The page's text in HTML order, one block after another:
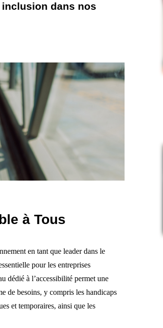
dans nos
à Tous
en tant que leader dans le
pour les entreprises
dédié à l’accessibilité permet une
de besoins, y compris les handicaps
et temporaires, ainsi que les